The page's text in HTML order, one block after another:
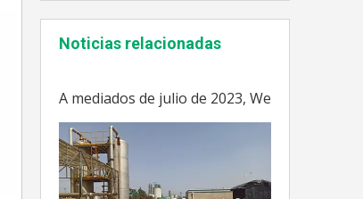
Noticias relacionadas